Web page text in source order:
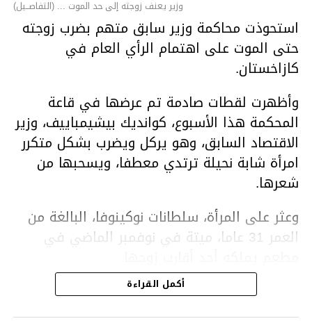
وزير يعنف زوجته إلى حد الموت ... (التفاصــيل)
استحوذت محاكمة وزير سابق متهم بضرب زوجته
حتى الموت على اهتمام الرأي العام في
كازاخستان.
وأظهرت لقطات صادمة تم عرضها في قاعة
المحكمة هذا الأسبوع، كوانديك بيشيمباييف، وزير
الاقتصاد السابق، وهو يركل ويضرب بشكل متكرر
امرأة شابة نحيلة ترتدي معطفا، ويسحبها من
شعرها.
وعثر على المرأة، سلطانات نوكينوفا، البالغة من
العمر 31 عاما، ميتة في نوفمبر الماضي في
ووفقا لتقرير الطبيب الشرعي، توفيت نوكينوفا
متأثرة بصدمة في الدماغ، وكانت إحدى عظام
أكمل القراءة